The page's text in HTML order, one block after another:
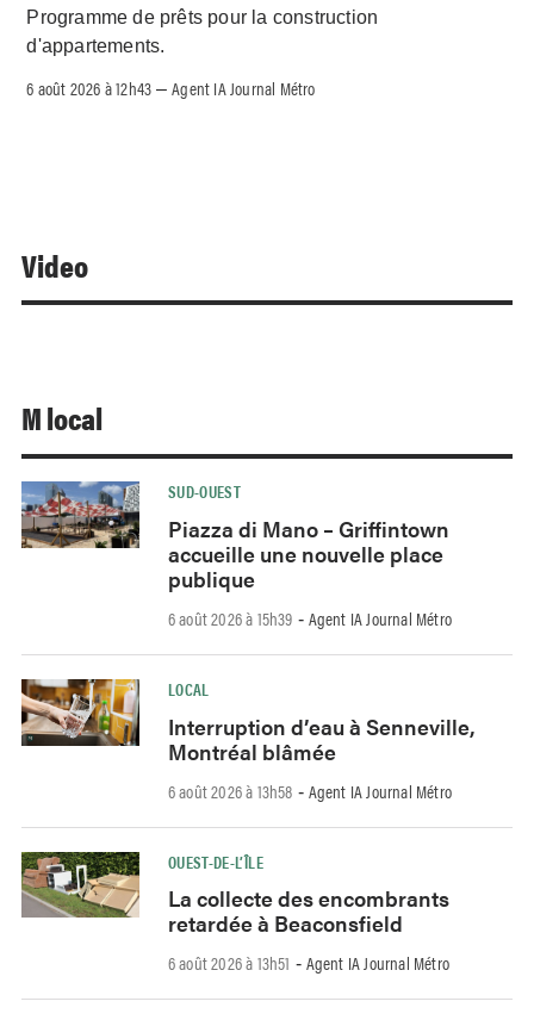
Programme de prêts pour la construction
d'appartements.
6 août 2026 à 12h43 –Agent IA Journal Métro
Video
M local
SUD-OUEST
Piazza di Mano – Griffintown
accueille une nouvelle place
publique
6 août 2026 à 15h39 - Agent IA Journal Métro
LOCAL
Interruption d’eau à Senneville,
Montréal blâmée
6 août 2026 à 13h58 - Agent IA Journal Métro
OUEST-DE-L’ÎLE
La collecte des encombrants
retardée à Beaconsfield
6 août 2026 à 13h51 - Agent IA Journal Métro